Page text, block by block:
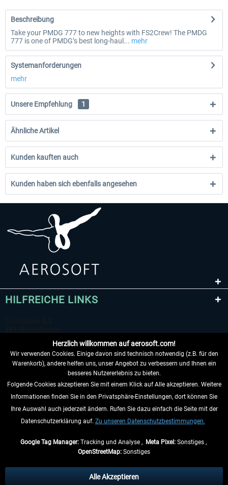
Beschreibung
Take your PMDG 777 to new heights with FS2Crew! The PMDG
777 is one of PMDG’s best long-haul... mehr
Systemanforderungen
mehr
Unsere Empfehlung 1
Ähnliche Artikel
Kunden kauften auch
Kunden haben sich ebenfalls angesehen
HILFREICHE LINKS
VERTRAG WIDERRUFEN
INFORMATIONEN
anders beschrieben.
Herzlich willkommen auf aerosoft.com!
Wir verwenden Cookies. Einige davon sind technisch notwendig (z.B. für den
Warenkorb), andere helfen uns, unser Angebot zu verbessern und Ihnen ein
besseres Nutzererlebnis zu bieten.
Folgende Cookies akzeptieren Sie mit einem Klick auf Alle akzeptieren. Weitere
Informationen finden Sie in den Privatsphäre-Einstellungen, dort können Sie
Ihre Auswahl auch jederzeit ändern. Rufen Sie dazu einfach die Seite mit der
Datenschutzerklärung auf. Zu unseren Datenschutzbestimmungen.
Google Tag Manager:Tracking und Analyse , Meta Pixel:Sonstiges ,
OpenStreetMap: Sonstiges
Alle Akzeptieren